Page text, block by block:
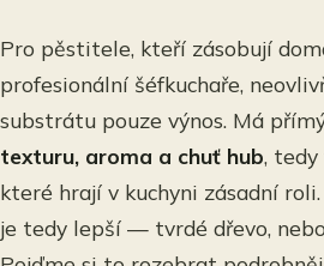
Pro pěstitele, kteří zásobují
profesionální šéfkuchaře,
substrátu pouze výnos. Má
texturu, aroma a chuť hub, tedy
které hrají v kuchyni zásadní
je tedy lepší — tvrdé dřevo,